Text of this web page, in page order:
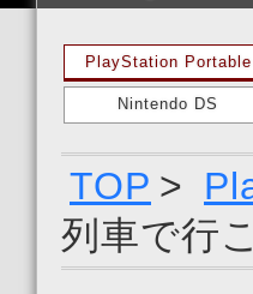
PlayStation Portable
Nintendo DS
TOP >
列車で行